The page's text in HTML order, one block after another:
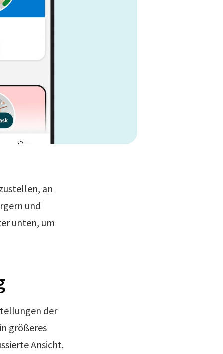
an
und
unten, um
der
größeres
Ansicht.